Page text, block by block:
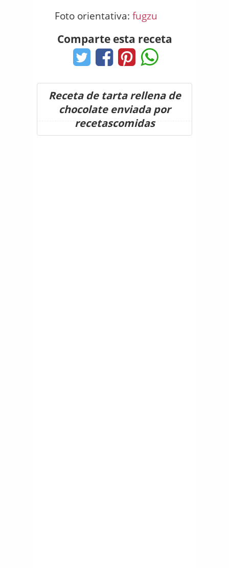
Foto orientativa: fugzu
Comparte esta receta
Receta de tarta rellena de
chocolate enviada por
recetascomidas